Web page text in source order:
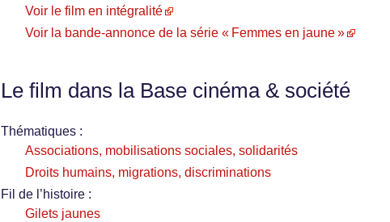
Voir le film en intégralité
Voir la bande-annonce de la série « Femmes en jaune »
Le film dans la Base cinéma & société
Thématiques :
Associations, mobilisations sociales, solidarités
Droits humains, migrations, discriminations
Fil de l’histoire :
Gilets jaunes